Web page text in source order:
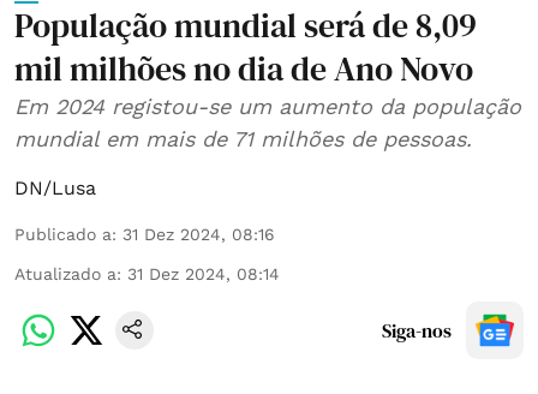
População mundial será de 8,09
mil milhões no dia de Ano Novo
Em 2024 registou-se um aumento da população
mundial em mais de 71 milhões de pessoas.
DN/Lusa
Publicado a: 31 Dez 2024, 08:16
Atualizado a: 31 Dez 2024, 08:14
Siga-nos